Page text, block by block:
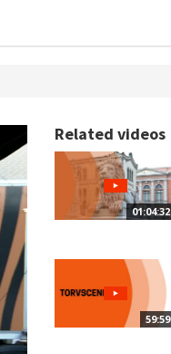
Related videos
01:04:32
59:59